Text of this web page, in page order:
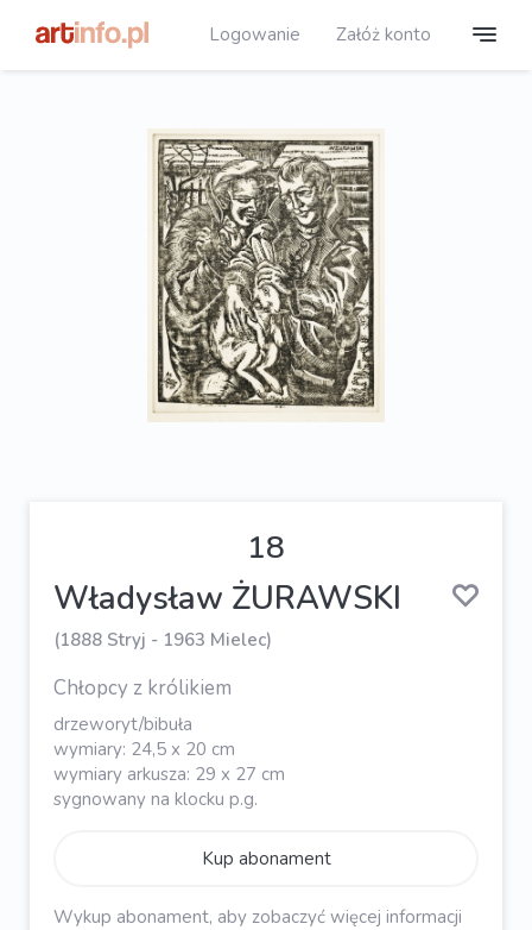
Logowanie Załóż konto
18
Władysław ŻURAWSKI
(1888 Stryj - 1963 Mielec)
Chłopcy z królikiem
drzeworyt/bibuła
wymiary: 24,5 x 20 cm
wymiary arkusza: 29 x 27 cm
sygnowany na klocku p.g.
Kup abonament
Wykup abonament, aby zobaczyć więcej informacji